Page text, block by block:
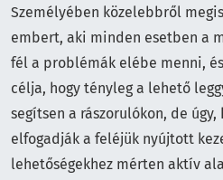
Személyében közelebbről
embert, aki minden esetben a
fél a problémák elébe menni,
célja, hogy tényleg a lehető
segítsen a rászorulókon, de úgy,
elfogadják a feléjük nyújtott
lehetőségekhez mérten aktív